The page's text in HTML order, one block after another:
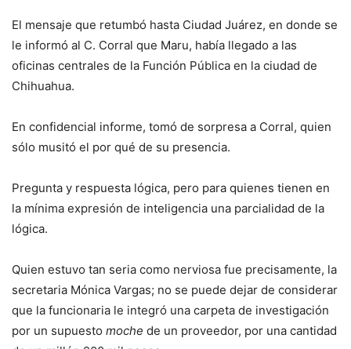
El mensaje que retumbó hasta Ciudad Juárez, en donde se
le informó al C. Corral que Maru, había llegado a las
oficinas centrales de la Función Pública en la ciudad de
Chihuahua.
En confidencial informe, tomó de sorpresa a Corral, quien
sólo musitó el por qué de su presencia.
Pregunta y respuesta lógica, pero para quienes tienen en
la mínima expresión de inteligencia una parcialidad de la
lógica.
Quien estuvo tan seria como nerviosa fue precisamente, la
secretaria Mónica Vargas; no se puede dejar de considerar
que la funcionaria le integró una carpeta de investigación
por un supuesto moche de un proveedor, por una cantidad